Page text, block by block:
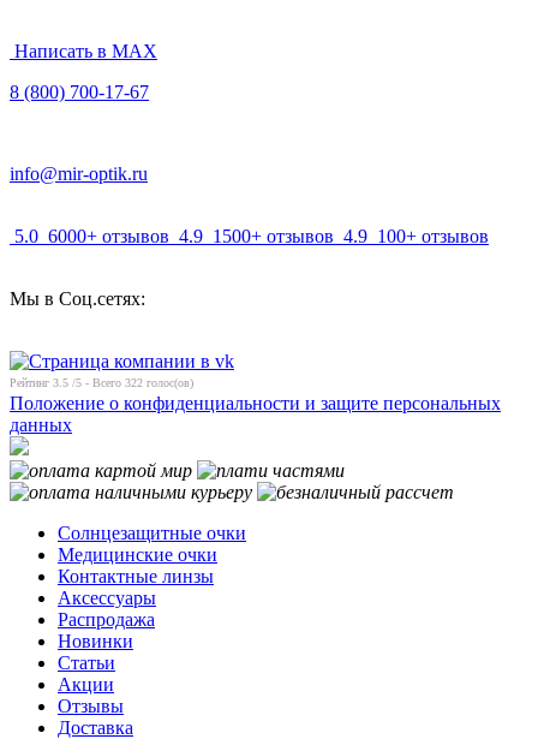
Написать в MAX
8 (800) 700-17-67
info@mir-optik.ru
5.0 6000+ отзывов 4.9 1500+ отзывов 4.9 100+ отзывов
Мы в Соц.сетях:
Рейтинг 3.5 /5 - Всего 322 голос(ов)
Положение о конфиденциальности и защите персональных
данных
Солнцезащитные очки
Медицинские очки
Контактные линзы
Аксессуары
Распродажа
Новинки
Статьи
Акции
Отзывы
Доставка